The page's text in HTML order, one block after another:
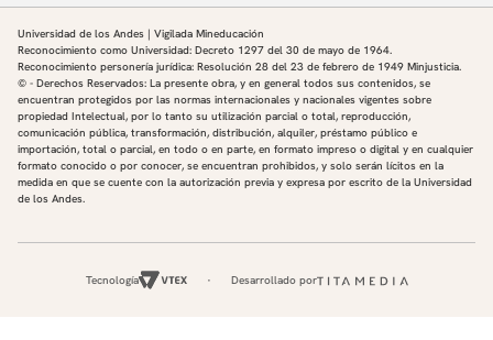
Universidad de los Andes | Vigilada Mineducación
Reconocimiento como Universidad: Decreto 1297 del 30 de mayo de 1964.
Reconocimiento personería jurídica: Resolución 28 del 23 de febrero de 1949 Minjusticia.
© - Derechos Reservados: La presente obra, y en general todos sus contenidos, se
encuentran protegidos por las normas internacionales y nacionales vigentes sobre
propiedad Intelectual, por lo tanto su utilización parcial o total, reproducción,
comunicación pública, transformación, distribución, alquiler, préstamo público e
importación, total o parcial, en todo o en parte, en formato impreso o digital y en cualquier
formato conocido o por conocer, se encuentran prohibidos, y solo serán lícitos en la
medida en que se cuente con la autorización previa y expresa por escrito de la Universidad
de los Andes.
Tecnología Desarrollado por